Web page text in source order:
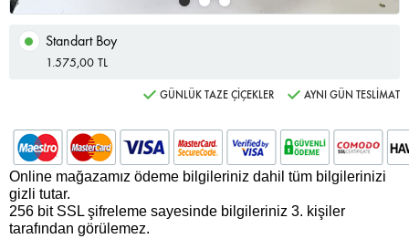
Standart Boy
1.575,00 TL
GÜNLÜK TAZE ÇİÇEKLER AYNI GÜN TESLİMAT
Online mağazamız ödeme bilgileriniz dahil tüm bilgilerinizi
gizli tutar.
256 bit SSL şifreleme sayesinde bilgileriniz 3. kişiler
tarafından görülemez.